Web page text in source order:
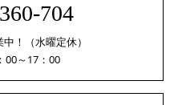
704
！（水曜定休）
00～17：00